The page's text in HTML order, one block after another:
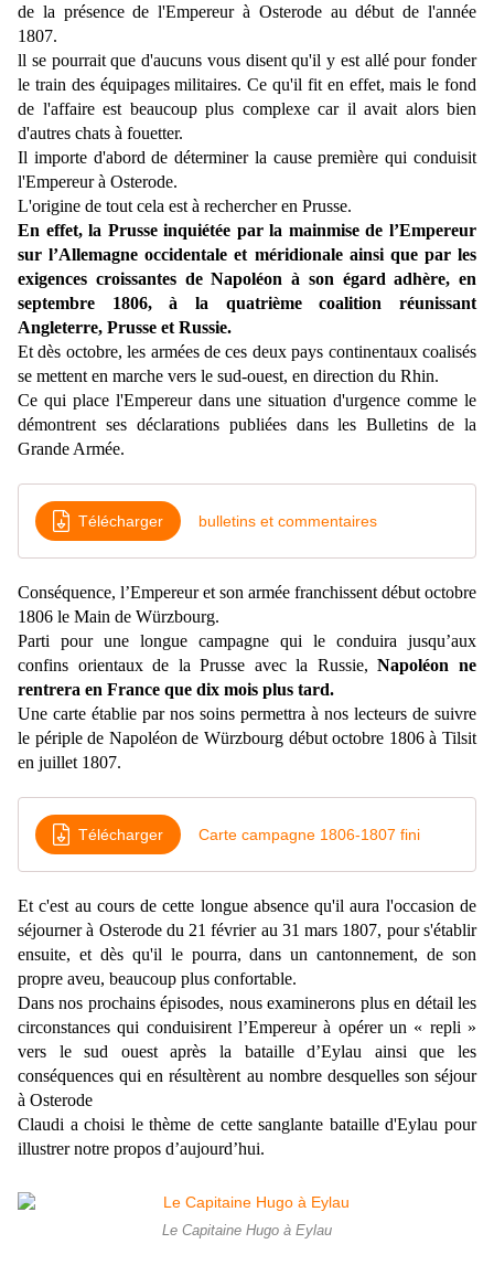
de la présence de l'Empereur à Osterode au début de l'année
1807.
ll se pourrait que d'aucuns vous disent qu'il y est allé pour fonder
le train des équipages militaires. Ce qu'il fit en effet, mais le fond
de l'affaire est beaucoup plus complexe car il avait alors bien
d'autres chats à fouetter.
Il importe d'abord de déterminer la cause première qui conduisit
l'Empereur à Osterode.
L'origine de tout cela est à rechercher en Prusse.
En effet, la Prusse inquiétée par la mainmise de l’Empereur
sur l’Allemagne occidentale et méridionale ainsi que par les
exigences croissantes de Napoléon à son égard adhère, en
septembre 1806, à la quatrième coalition réunissant
Angleterre, Prusse et Russie.
Et dès octobre, les armées de ces deux pays continentaux coalisés
se mettent en marche vers le sud-ouest, en direction du Rhin.
Ce qui place l'Empereur dans une situation d'urgence comme le
démontrent ses déclarations publiées dans les Bulletins de la
Grande Armée.
Télécharger bulletins et commentaires
Conséquence, l’Empereur et son armée franchissent début octobre
1806 le Main de Würzbourg.
Parti pour une longue campagne qui le conduira jusqu’aux
confins orientaux de la Prusse avec la Russie,Napoléon ne
rentrera en France que dix mois plus tard.
Une carte établie par nos soins permettra à nos lecteurs de suivre
le périple de Napoléon de Würzbourg début octobre 1806 à Tilsit
en juillet 1807.
Télécharger Carte campagne 1806-1807 fini
Et c'est au cours de cette longue absence qu'il aura l'occasion de
séjourner à Osterode du 21 février au 31 mars 1807, pour s'établir
ensuite, et dès qu'il le pourra, dans un cantonnement, de son
propre aveu, beaucoup plus confortable.
Dans nos prochains épisodes, nous examinerons plus en détail les
circonstances qui conduisirent l’Empereur à opérer un « repli »
vers le sud ouest après la bataille d’Eylau ainsi que les
conséquences qui en résultèrent au nombre desquelles son séjour
à Osterode
Claudi a choisi le thème de cette sanglante bataille d'Eylau pour
illustrer notre propos d’aujourd’hui.
Le Capitaine Hugo à Eylau